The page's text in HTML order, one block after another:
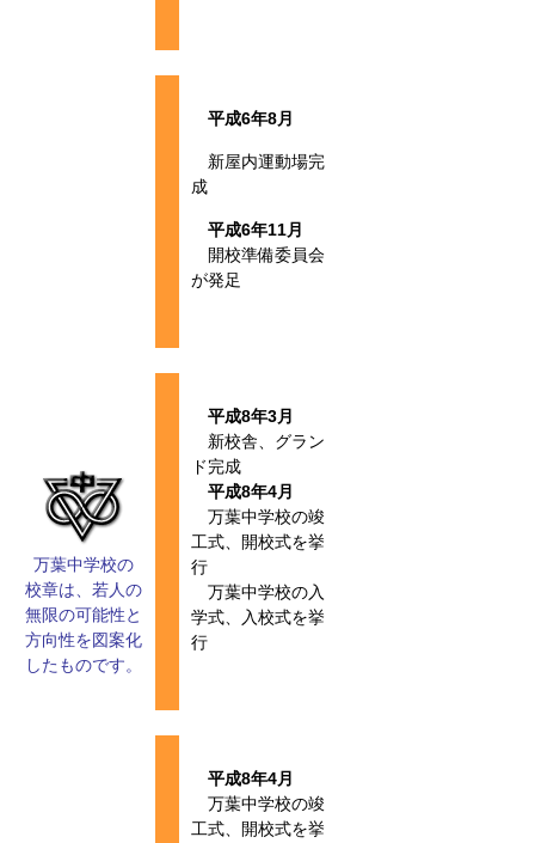
万葉中学校の
校章は、若人の
無限の可能性と
方向性を図案化
したものです。
平成6年8月
新屋内運動場完
成
平成6年11月
開校準備委員会
が発足
平成8年3月
新校舎、グラン
ド完成
平成8年4月
万葉中学校の竣
工式、開校式を挙
行
万葉中学校の入
学式、入校式を挙
行
平成8年4月
万葉中学校の竣
工式、開校式を挙